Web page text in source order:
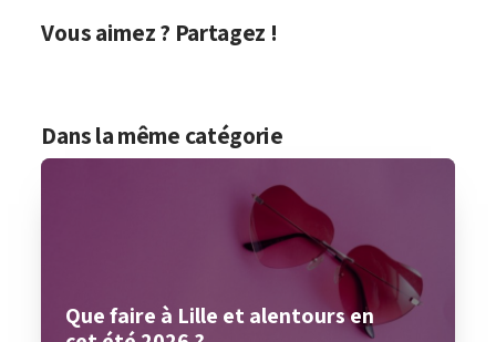
Vous aimez ? Partagez !
Dans la même catégorie
Que faire à Lille et alentours en